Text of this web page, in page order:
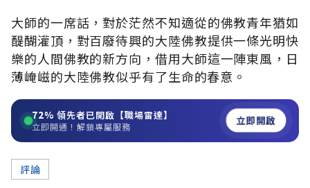
大師的一席話，對於茫然不知適從的佛教青年猶如
醍醐灌頂，對百廢待興的大陸佛教提供一條光明快
樂的人間佛教的新方向，借用大師這一陣東風，日
薄崦嵫的大陸佛教似乎有了生命的春意。
72% 領先者已開啟【職場雷達】
立即開通！解鎖專屬服務 立即開啟
評論